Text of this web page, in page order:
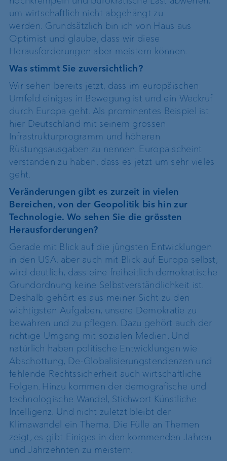
um wirtschaftlich nicht abgehängt zu
werden. Grundsätzlich bin ich von Haus aus
Optimist und glaube, dass wir diese
Herausforderungen aber meistern können.
Was stimmt Sie zuversichtlich?
Wir sehen bereits jetzt, dass im europäischen
Umfeld einiges in Bewegung ist und ein Weckruf
durch Europa geht. Als prominentes Beispiel ist
hier Deutschland mit seinem grossen
Infrastrukturprogramm und höheren
Rüstungsausgaben zu nennen. Europa scheint
verstanden zu haben, dass es jetzt um sehr vieles
geht.
Veränderungen gibt es zurzeit in vielen
Bereichen, von der Geopolitik bis hin zur
Technologie. Wo sehen Sie die grössten
Herausforderungen?
Gerade mit Blick auf die jüngsten Entwicklungen
in den USA, aber auch mit Blick auf Europa selbst,
wird deutlich, dass eine freiheitlich demokratische
Grundordnung keine Selbstverständlichkeit ist.
Deshalb gehört es aus meiner Sicht zu den
wichtigsten Aufgaben, unsere Demokratie zu
bewahren und zu pflegen. Dazu gehört auch der
richtige Umgang mit sozialen Medien. Und
natürlich haben politische Entwicklungen wie
Abschottung, De-Globalisierungstendenzen und
fehlende Rechtssicherheit auch wirtschaftliche
Folgen. Hinzu kommen der demografische und
technologische Wandel, Stichwort Künstliche
Intelligenz. Und nicht zuletzt bleibt der
Klimawandel ein Thema. Die Fülle an Themen
zeigt, es gibt Einiges in den kommenden Jahren
und Jahrzehnten zu meistern.